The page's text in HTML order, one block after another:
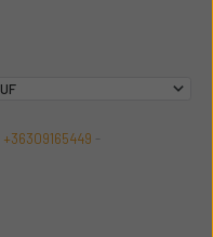
+36309165449 -